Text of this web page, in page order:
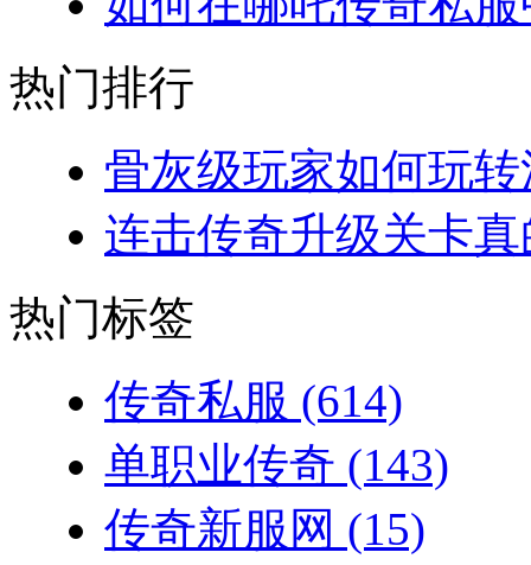
热门排行
骨灰级玩家如何玩
连击传奇升级关卡
热门标签
传奇私服 (614)
单职业传奇 (143)
传奇新服网 (15)